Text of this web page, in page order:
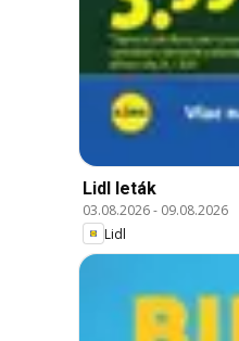
Lidl leták
03.08.2026- 09.08.2026
Lidl